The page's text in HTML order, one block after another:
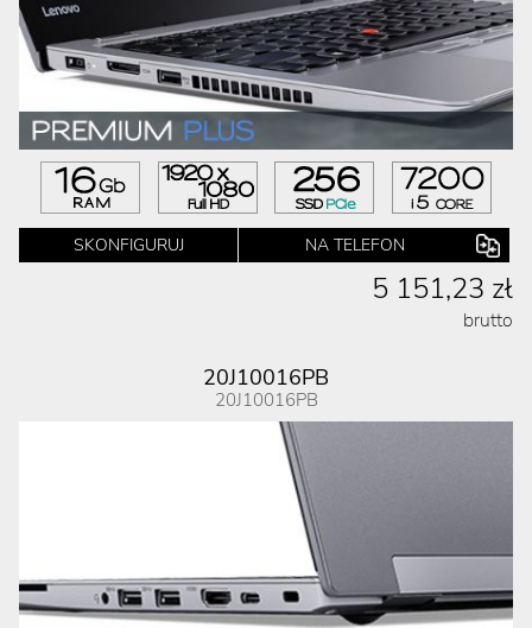
SKONFIGURUJ NA TELEFON
5 151,23 zł
brutto
20J10016PB
20J10016PB